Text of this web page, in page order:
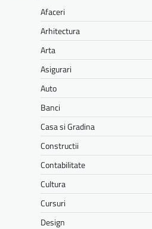
Afaceri
Arhitectura
Arta
Asigurari
Auto
Banci
Casa si Gradina
Constructii
Contabilitate
Cultura
Cursuri
Design